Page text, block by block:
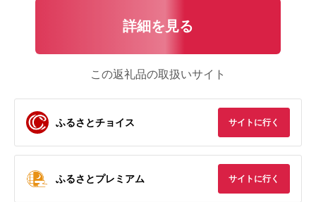
詳細を見る
この返礼品の取扱いサイト
ふるさとチョイス サイトに行く
ふるさとプレミアム サイトに行く